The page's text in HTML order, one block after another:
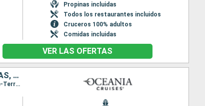
Propinas incluidas
Todos los restaurantes incluidos
Cruceros 100% adultos
Comidas incluidas
VER LAS OFERTAS
SAN MARTÍN, ANTIGUA Y BARBUDA, DOMINICA, SAN VINCENT Y LAS GRANADINAS, ESTADOS UNIDOS
Itinerario : Miami, Charlotte Amalie, Philipsburg, Saint John's, Roseau, Pointe a pitre (Guadalupe), Basse-Terre (Guadalupe), Bequia, Miami